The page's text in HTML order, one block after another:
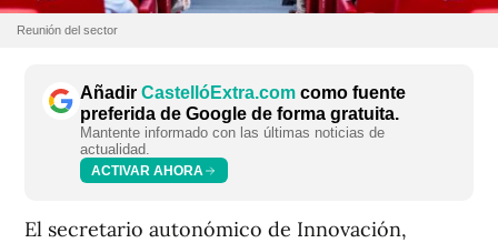
Reunión del sector
Añadir CastellóExtra.com como fuente
preferida de Google de forma gratuita.
Mantente informado con las últimas noticias de
actualidad.
ACTIVAR AHORA
El secretario autonómico de Innovación,